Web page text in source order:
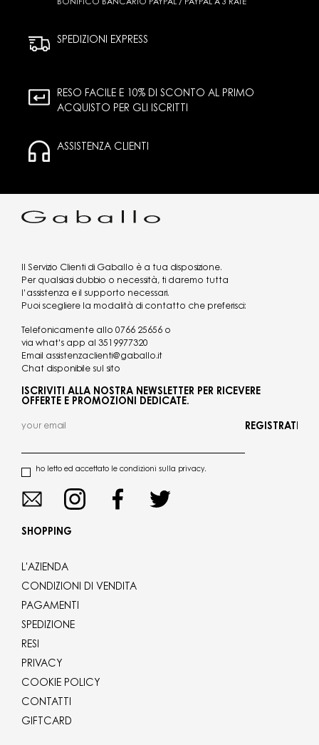
BONIFICO BANCARIO PAYPAL / PAYPAL A 3 RATE
SPEDIZIONI EXPRESS
RESO FACILE E 10% DI SCONTO AL PRIMO
ACQUISTO PER GLI ISCRITTI
ASSISTENZA CLIENTI
Il Servizio Clienti di Gaballo è a tua disposizione.
Per qualsiasi dubbio o necessità, ti daremo tutta
l’assistenza e il supporto necessari.
Puoi scegliere la modalità di contatto che preferisci:
Telefonicamente allo 0766 25656 o
via what's app al 3519977320
Email assistenzaclienti@gaballo.it
Chat disponibile sul sito
ISCRIVITI ALLA NOSTRA NEWSLETTER PER RICEVERE
OFFERTE E PROMOZIONI DEDICATE.
ho letto ed accettato le condizioni sulla privacy.
REGISTRATI
SHOPPING
L'AZIENDA
CONDIZIONI DI VENDITA
PAGAMENTI
SPEDIZIONE
RESI
PRIVACY
COOKIE POLICY
CONTATTI
GIFTCARD